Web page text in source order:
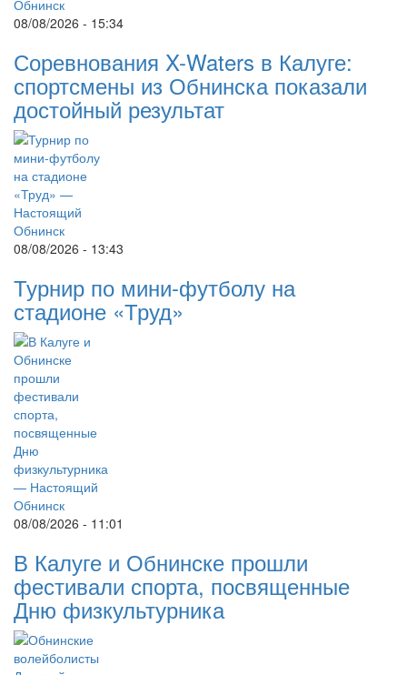
08/08/2026 - 15:34
Соревнования X-Waters в Калуге:
спортсмены из Обнинска показали
достойный результат
08/08/2026 - 13:43
Турнир по мини-футболу на
стадионе «Труд»
08/08/2026 - 11:01
В Калуге и Обнинске прошли
фестивали спорта, посвященные
Дню физкультурника